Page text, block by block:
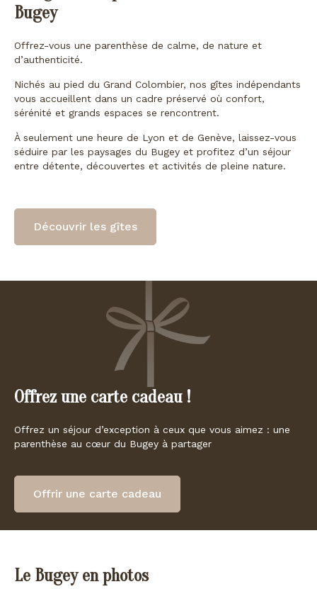
Bugey
Offrez-vous une parenthèse de calme, de nature et
d’authenticité.
Nichés au pied du Grand Colombier, nos gîtes indépendants
vous accueillent dans un cadre préservé où confort,
sérénité et grands espaces se rencontrent.
À seulement une heure de Lyon et de Genève, laissez-vous
séduire par les paysages du Bugey et profitez d’un séjour
entre détente, découvertes et activités de pleine nature.
Découvrir les gîtes
Offrez une carte cadeau !
Offrez un séjour d’exception à ceux que vous aimez : une
parenthèse au cœur du Bugey à partager
Offrir une carte cadeau
Le Bugey en photos